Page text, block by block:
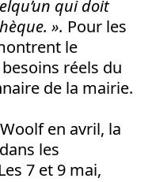
qui doit
». Pour les
le
réels du
de la mairie.
en avril, la
les
7 et 9 mai,